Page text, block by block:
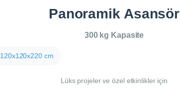
Panoramik Asansör
300 kg Kapasite
120x120x220 cm
Lüks projeler ve özel etkinlikler için